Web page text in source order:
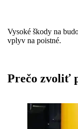
Vysoké škody na
vplyv na poistné.
Prečo zvoliť